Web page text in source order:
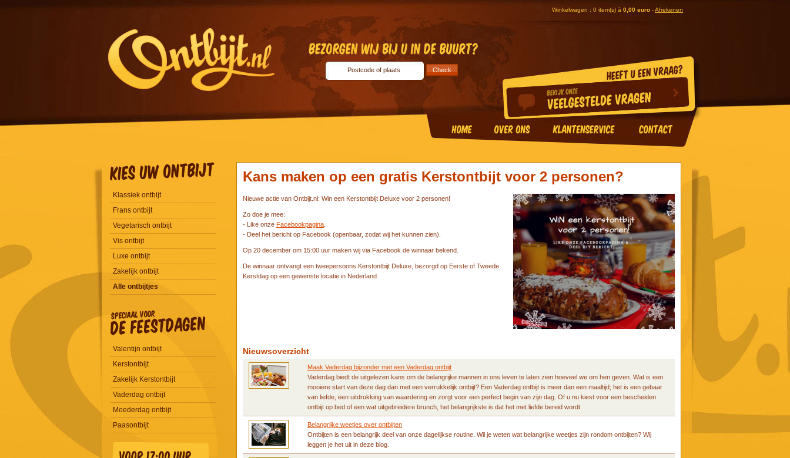
Kans maken op een gratis Kerstontbijt voor 2 personen?
Nieuwe actie van Ontbijt.nl: Win een Kerstontbijt Deluxe voor 2 personen!
Zo doe je mee:
- Like onze Facebookpagina
- Deel het bericht op Facebook (openbaar, zodat wij het kunnen zien).
Op 20 december om 15:00 uur maken wij via Facebook de winnaar bekend.
De winnaar ontvangt een tweepersoons Kerstontbijt Deluxe, bezorgd op Eerste of Tweede
Kerstdag op een gewenste locatie in Nederland.
Nieuwsoverzicht
Maak Vaderdag bijzonder met een Vaderdag ontbijt
Vaderdag biedt de uitgelezen kans om de belangrijke mannen in ons leven te laten zien hoeveel we om hen geven. Wat is een
mooiere start van deze dag dan met een verrukkelijk ontbijt? Een Vaderdag ontbijt is meer dan een maaltijd; het is een gebaar
van liefde, een uitdrukking van waardering en zorgt voor een perfect begin van zijn dag. Of u nu kiest voor een bescheiden
ontbijt op bed of een wat uitgebreidere brunch, het belangrijkste is dat het met liefde bereid wordt.
Belangrijke weetjes over ontbijten
Ontbijten is een belangrijk deel van onze dagelijkse routine. Wil je weten wat belangrijke weetjes zijn rondom ontbijten? Wij
leggen je het uit in deze blog.
Klassiek ontbijt
Frans ontbijt
Vegetarisch ontbijt
Vis ontbijt
Luxe ontbijt
Zakelijk ontbijt
Alle ontbijtjes
Valentijn ontbijt
Kerstontbijt
Zakelijk Kerstontbijt
Vaderdag ontbijt
Moederdag ontbijt
Paasontbijt
Winkelwagen : 0 item(s) à 0,00 euro -Afrekenen